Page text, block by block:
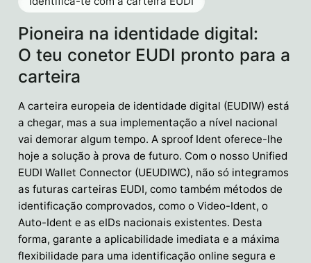
Pioneira na identidade digital:
O teu conetor EUDI pronto para a
carteira
A carteira europeia de identidade digital (EUDIW) está
a chegar, mas a sua implementação a nível nacional
vai demorar algum tempo. A sproof Ident oferece-lhe
hoje a solução à prova de futuro. Com o nosso Unified
EUDI Wallet Connector (UEUDIWC), não só integramos
as futuras carteiras EUDI, como também métodos de
identificação comprovados, como o Video-Ident, o
Auto-Ident e as eIDs nacionais existentes. Desta
forma, garante a aplicabilidade imediata e a máxima
flexibilidade para uma identificação online segura e